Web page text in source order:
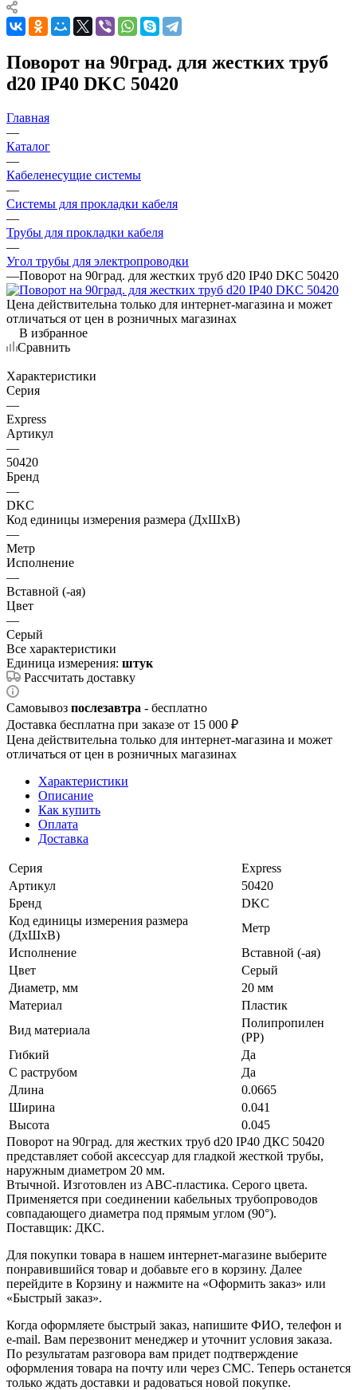
Поворот на 90град. для жестких труб
d20 IP40 DKC 50420
Главная
—
Каталог
—
Кабеленесущие системы
—
Системы для прокладки кабеля
—
Трубы для прокладки кабеля
—
Угол трубы для электропроводки
—Поворот на 90град. для жестких труб d20 IP40 DKC 50420
Цена действительна только для интернет-магазина и может
отличаться от цен в розничных магазинах
В избранное
Сравнить
Характеристики
Серия
—
Express
Артикул
—
50420
Бренд
—
DKC
Код единицы измерения размера (ДхШхВ)
—
Метр
Исполнение
—
Вставной (-ая)
Цвет
—
Серый
Все характеристики
Единица измерения: штук
Рассчитать доставку
Самовывоз послезавтра - бесплатно
Доставка бесплатна при заказе от 15 000 ₽
Цена действительна только для интернет-магазина и может
отличаться от цен в розничных магазинах
Характеристики
Описание
Как купить
Оплата
Доставка
Серия
Express
Артикул
50420
Бренд
DKC
Код единицы измерения размера
(ДхШхВ)
Метр
Исполнение
Вставной (-ая)
Цвет
Серый
Диаметр, мм
20 мм
Материал
Пластик
Вид материала
Полипропилен
(PP)
Гибкий
Да
С раструбом
Да
Длина
0.0665
Ширина
0.041
Высота
0.045
Поворот на 90град. для жестких труб d20 IP40 ДКС 50420
представляет собой аксессуар для гладкой жесткой трубы,
наружным диаметром 20 мм.
Втычной. Изготовлен из АВС-пластика. Серого цвета.
Применяется при соединении кабельных трубопроводов
совпадающего диаметра под прямым углом (90°).
Поставщик: ДКС.
Для покупки товара в нашем интернет-магазине выберите
понравившийся товар и добавьте его в корзину. Далее
перейдите в Корзину и нажмите на «Оформить заказ» или
«Быстрый заказ».
Когда оформляете быстрый заказ, напишите ФИО, телефон и
e-mail. Вам перезвонит менеджер и уточнит условия заказа.
По результатам разговора вам придет подтверждение
оформления товара на почту или через СМС. Теперь останется
только ждать доставки и радоваться новой покупке.